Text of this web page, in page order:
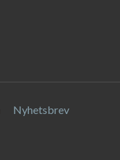
Nyhetsbrev